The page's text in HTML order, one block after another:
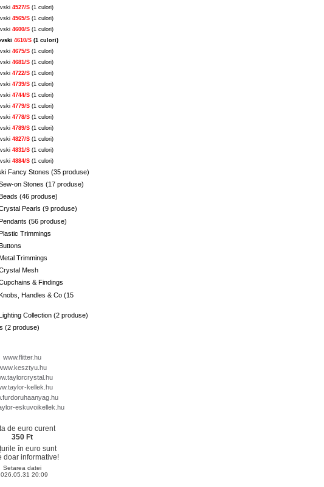
4527/S (1 culori)
4565/S (1 culori)
4600/S (1 culori)
4610/S (1 culori)
4675/S (1 culori)
4681/S (1 culori)
4722/S (1 culori)
4739/S (1 culori)
4744/S (1 culori)
4779/S (1 culori)
4778/S (1 culori)
4789/S (1 culori)
4827/S (1 culori)
4831/S (1 culori)
4884/S (1 culori)
Fancy Stones (35 produse)
on Stones (17 produse)
(46 produse)
Pearls (9 produse)
(56 produse)
Trimmings
Trimmings
Mesh
& Findings
Handles & Co (15
Collection (2 produse)
(2 produse)
www.flitter.hu
kellek.hu
eskuvoikellek.hu
de euro curent
350 Ft
în euro sunt
doar informative!
Setarea datei
20:09